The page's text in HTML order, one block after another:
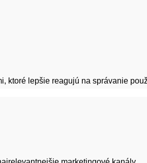
ktoré lepšie reagujú na správanie